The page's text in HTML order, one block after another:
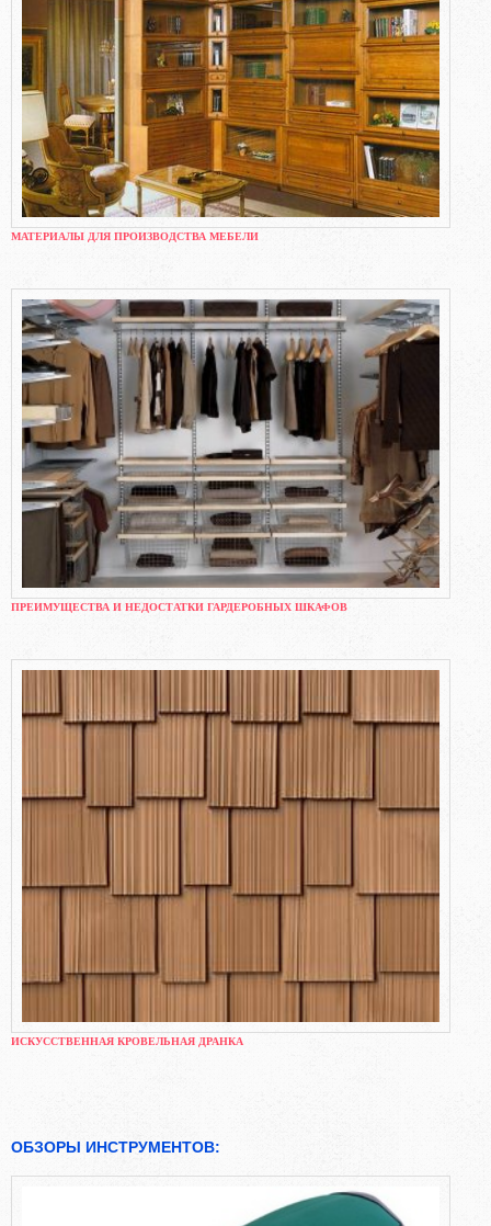
МАТЕРИАЛЫ ДЛЯ ПРОИЗВОДСТВА МЕБЕЛИ
ПРЕИМУЩЕСТВА И НЕДОСТАТКИ ГАРДЕРОБНЫХ ШКАФОВ
ИСКУССТВЕННАЯ КРОВЕЛЬНАЯ ДРАНКА
ОБЗОРЫ ИНСТРУМЕНТОВ: